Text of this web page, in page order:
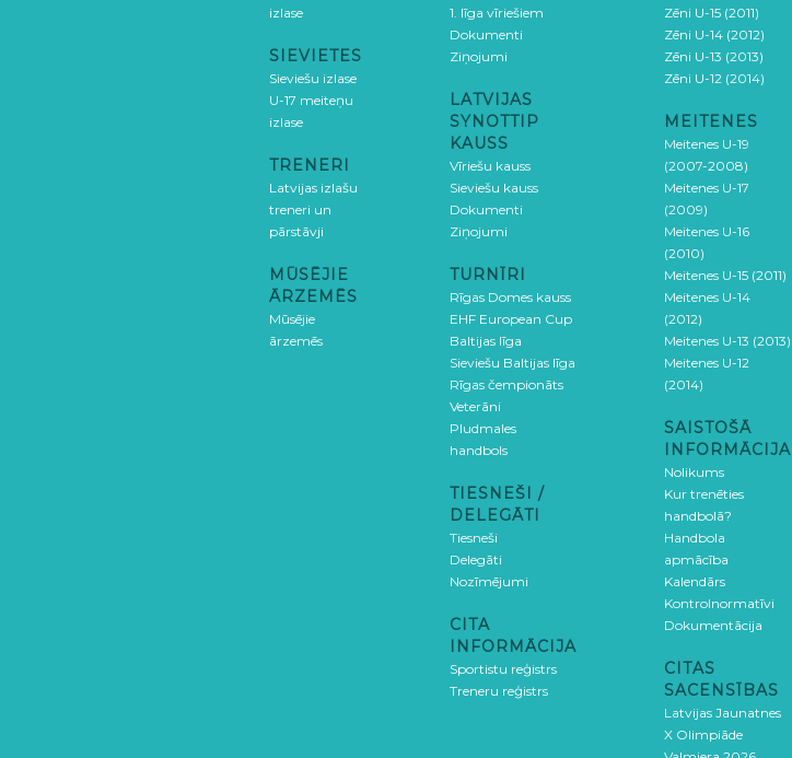
izlase
SIEVIETES
Sieviešu izlase
U-17 meiteņu
izlase
TRENERI
Latvijas izlašu
treneri un
pārstāvji
MŪSĒJIE
ĀRZEMĒS
Mūsējie
ārzemēs
1. līga vīriešiem
Dokumenti
Ziņojumi
LATVIJAS
SYNOTTIP
KAUSS
Vīriešu kauss
Sieviešu kauss
Dokumenti
Ziņojumi
TURNĪRI
Rīgas Domes kauss
EHF European Cup
Baltijas līga
Sieviešu Baltijas līga
Rīgas čempionāts
Veterāni
Pludmales
handbols
TIESNEŠI /
DELEGĀTI
Tiesneši
Delegāti
Nozīmējumi
CITA
INFORMĀCIJA
Sportistu reģistrs
Treneru reģistrs
Zēni U-15 (2011)
Zēni U-14 (2012)
Zēni U-13 (2013)
Zēni U-12 (2014)
MEITENES
Meitenes U-19
(2007-2008)
Meitenes U-17
(2009)
Meitenes U-16
(2010)
Meitenes U-15 (2011)
Meitenes U-14
(2012)
Meitenes U-13 (2013)
Meitenes U-12
(2014)
SAISTOŠĀ
INFORMĀCIJA
Nolikums
Kur trenēties
handbolā?
Handbola
apmācība
Kalendārs
Kontrolnormatīvi
Dokumentācija
CITAS
SACENSĪBAS
Latvijas Jaunatnes
X Olimpiāde